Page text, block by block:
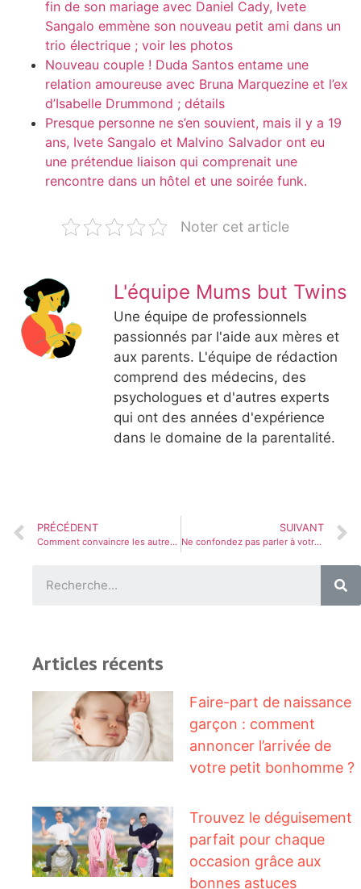
fin de son mariage avec Daniel Cady, Ivete
Sangalo emmène son nouveau petit ami dans un
trio électrique ; voir les photos
Nouveau couple ! Duda Santos entame une
relation amoureuse avec Bruna Marquezine et l’ex
d’Isabelle Drummond ; détails
Presque personne ne s’en souvient, mais il y a 19
ans, Ivete Sangalo et Malvino Salvador ont eu
une prétendue liaison qui comprenait une
rencontre dans un hôtel et une soirée funk.
Noter cet article
L'équipe Mums but Twins
Une équipe de professionnels
passionnés par l'aide aux mères et
aux parents. L'équipe de rédaction
comprend des médecins, des
psychologues et d'autres experts
qui ont des années d'expérience
dans le domaine de la parentalité.
PRÉCÉDENT
Comment convaincre les autres avec la règle des 3 secondes (et comment l’appliquer dans les négociations et les discussions)
SUIVANT
Ne confondez pas parler à votre partenaire et lui dire tout ce que vous avez en tête : le danger caché du sincèrecide
Articles récents
Faire-part de naissance
garçon : comment
annoncer l’arrivée de
votre petit bonhomme ?
Trouvez le déguisement
parfait pour chaque
occasion grâce aux
bonnes astuces